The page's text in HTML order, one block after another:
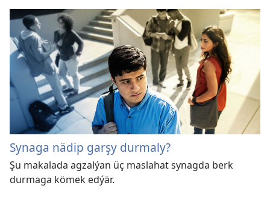
Synaga nädip garşy durmaly?
Şu makalada agzalýan üç maslahat synagda berk
durmaga kömek edýär.